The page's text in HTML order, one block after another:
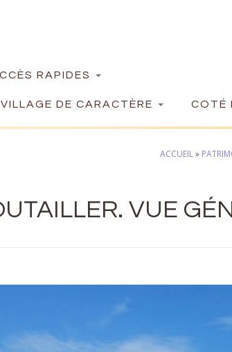
RAPIDES
DE CARACTÈRE COTÉ
ACCUEIL»
VUE